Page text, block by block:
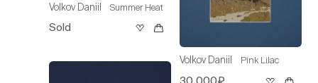
Volkov Daniil Summer Heat
Sold
Volkov Daniil Pink Lilac
30 000₽